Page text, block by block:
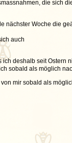
die sich
nächster Woche die
auch
deshalb seit Ostern
sobald als möglich
mir sobald als